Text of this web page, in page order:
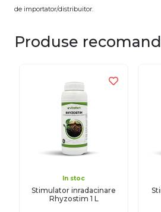
de importator/distribuitor.
Produse
In stoc
Stimulator inradacinare
Rhyzostim 1 L